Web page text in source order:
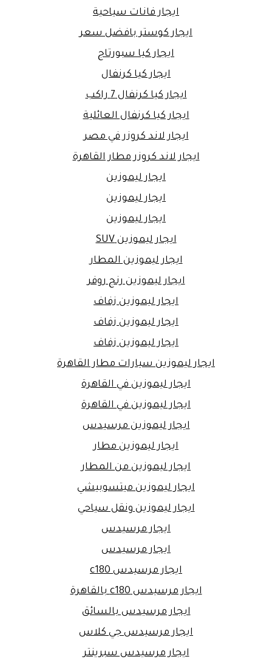
ايجار فانات سياحية
ايجار كوستر بافضل سعر
ايجار كيا سبورتاج
ايجار كيا كرنفال
ايجار كيا كرنفال 7 راكب
ايجار كيا كرنفال العائلية
ايجار لاند كروزر في مصر
ايجار لاند كروزر مطار القاهرة
ايجار ليموزين
ايجار ليموزين
ايجار ليموزين
ايجار ليموزين SUV
ايجار ليموزين المطار
ايجار ليموزين رنج روفر
ايجار ليموزين زفاف
ايجار ليموزين زفاف
ايجار ليموزين زفاف
ايجار ليموزين سيارات مطار القاهرة
ايجار ليموزين في القاهرة
ايجار ليموزين في القاهرة
ايجار ليموزين مرسيدس
ايجار ليموزين مطار
ايجار ليموزين من المطار
ايجار ليموزين ميتسوبيشي
ايجار ليموزين ونقل سياحي
ايجار مرسيدس
ايجار مرسيدس
ايجار مرسيدس c180
ايجار مرسيدس c180 بالقاهرة
ايجار مرسيدس بالسائق
ايجار مرسيدس جي كلاس
ايجار مرسيدس سبرينتر